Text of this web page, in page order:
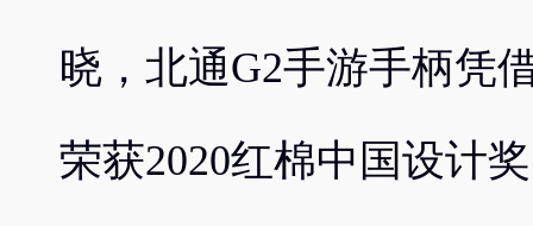
晓，北通G2手游手柄凭
荣获2020红棉中国设计